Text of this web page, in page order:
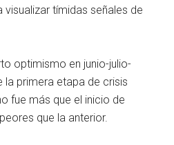
visualizar tímidas señales de
optimismo en junio-julio-
primera etapa de crisis
fue más que el inicio de
que la anterior.